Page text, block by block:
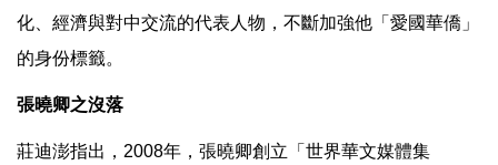
化、經濟與對中交流的代表人物，不斷加強他「愛國華僑」
的身份標籤。
張曉卿之沒落
莊迪澎指出，2008年，張曉卿創立「世界華文媒體集